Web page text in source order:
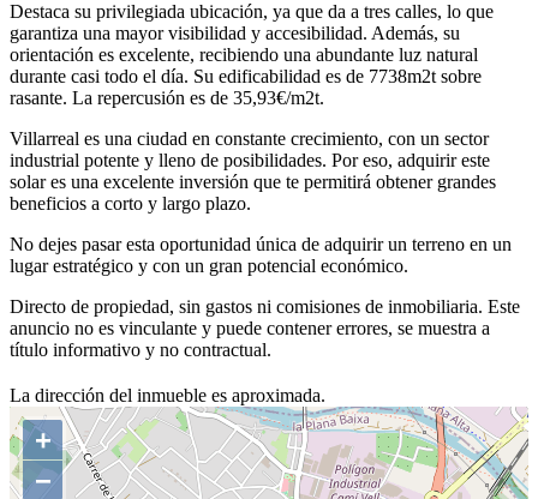
Destaca su privilegiada ubicación, ya que da a tres calles, lo que
garantiza una mayor visibilidad y accesibilidad. Además, su
orientación es excelente, recibiendo una abundante luz natural
durante casi todo el día. Su edificabilidad es de 7738m2t sobre
rasante. La repercusión es de 35,93€/m2t.
Villarreal es una ciudad en constante crecimiento, con un sector
industrial potente y lleno de posibilidades. Por eso, adquirir este
solar es una excelente inversión que te permitirá obtener grandes
beneficios a corto y largo plazo.
No dejes pasar esta oportunidad única de adquirir un terreno en un
lugar estratégico y con un gran potencial económico.
Directo de propiedad, sin gastos ni comisiones de inmobiliaria. Este
anuncio no es vinculante y puede contener errores, se muestra a
título informativo y no contractual.
La dirección del inmueble es aproximada.
+
−